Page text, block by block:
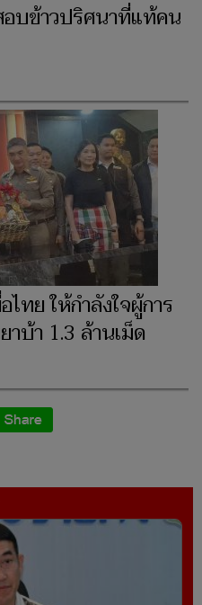
อบข้าวปริศนาที่แท้คน
ทย ให้กำลังใจผู้การ
บ้า 1.3 ล้านเม็ด